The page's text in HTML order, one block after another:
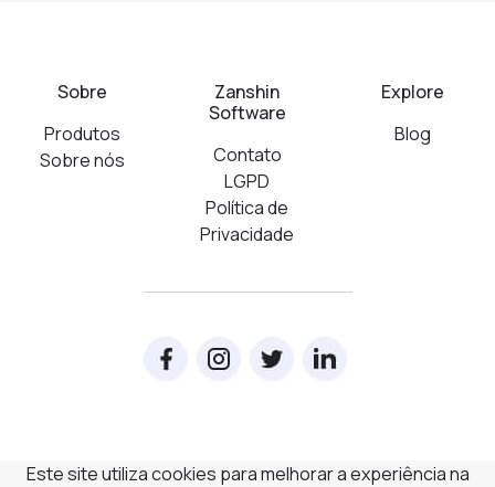
Sobre
Produtos
Sobre nós
Zanshin
Software
Contato
LGPD
Política de
Privacidade
Explore
Blog
Este site utiliza cookies para melhorar a experiência na